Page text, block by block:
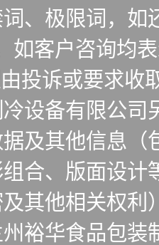
、极限词，
如客户咨询均
投诉或要求收
设备有限公
及其他信息
合、版面设
其他相关权
裕华食品包